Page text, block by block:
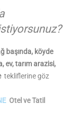
başında, köyde
ev, tarım arazisi,
tekliflerine göz
Otel ve Tatil